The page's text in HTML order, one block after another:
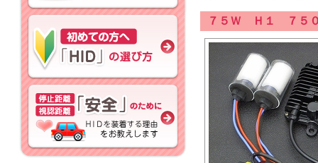
７５Ｗ Ｈ１ ７５